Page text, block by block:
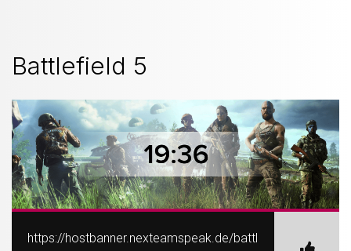
Battlefield 5
https://hostbanner.nexteamspeak.de/battl